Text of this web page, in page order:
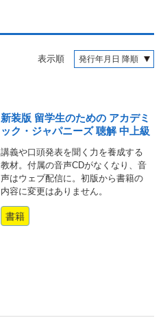
表示順
新装版 留学生のための アカデミ
ック・ジャパニーズ 聴解 中上級
講義や口頭発表を聞く力を養成する
教材。付属の音声CDがなくなり、音
声はウェブ配信に。初版から書籍の
内容に変更はありません。
書籍